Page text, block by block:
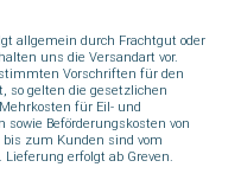
allgemein durch Frachtgut oder
uns die Versandart vor.
Vorschriften für den
so gelten die gesetzlichen
für Eil- und
sowie Beförderungskosten von
zum Kunden sind vom
erfolgt ab Greven.